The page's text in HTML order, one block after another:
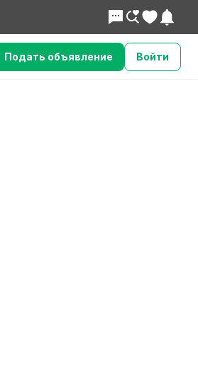
Подать объявление Войти